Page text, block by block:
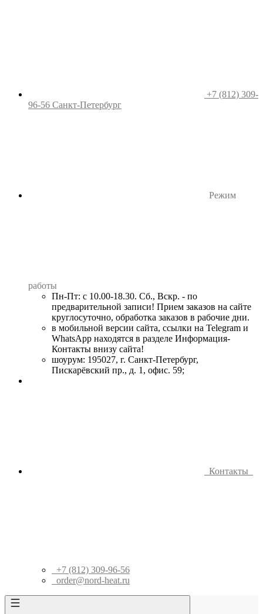
+7 (812) 309-
96-56 Санкт-Петербург
Режим
работы
Пн-Пт: с 10.00-18.30. Сб., Вскр. - по
предварительной записи! Прием заказов на сайте
круглосуточно, обработка заказов в рабочие дни.
в мобильной версии сайта, ссылки на Telegram и
WhatsApp находятся в разделе Информация-
Контакты внизу сайта!
шоурум: 195027, г. Санкт-Петербург,
Пискарёвский пр., д. 1, офис. 59;
Контакты
+7 (812) 309-96-56
order@nord-heat.ru